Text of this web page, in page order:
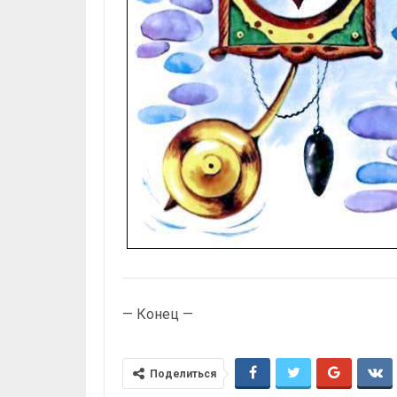
— Конец —
Поделиться